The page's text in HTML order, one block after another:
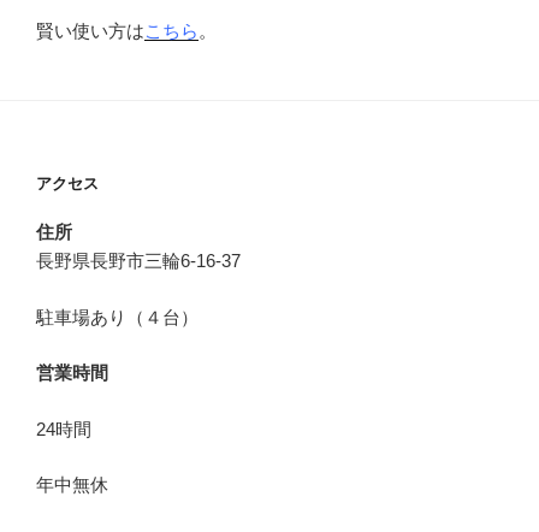
賢い使い方はこちら 。
アクセス
住所
長野県長野市三輪6-16-37
駐車場あり（４台）
営業時間
24時間
年中無休